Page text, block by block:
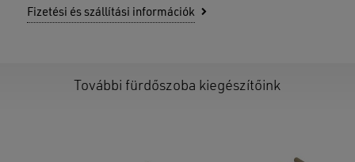
Fizetési és szállítási információk
További fürdőszoba kiegészítőink